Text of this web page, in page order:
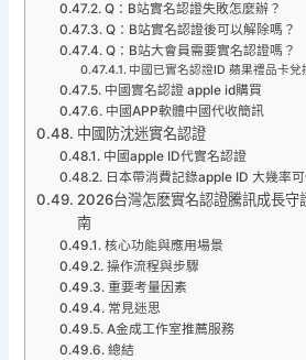
Q：B站實名認證失敗怎麼辦？
Q：B站實名認證後可以解除嗎？
Q：B站大會員需要實名認證嗎？
中國已實名認證ID 蘋果禮品卡兌
中國實名認證 apple id購買
中國APP軟體中國代收簡訊
中國防沈迷實名認證
中國apple ID代實名認證
日本帶消費記錄apple ID 大幾率
2026台灣怎麽實名認證騰訊成長守
南
核心功能與應用場景
操作流程與步驟
重要考量因素
常見迷思
A金成工作室推薦服務
總結